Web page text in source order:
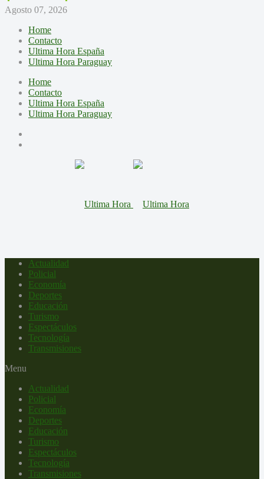
Agosto 07, 2026
Home
Contacto
Ultima Hora España
Ultima Hora Paraguay
Home
Contacto
Ultima Hora España
Ultima Hora Paraguay
Actualidad
Policial
Economía
Deportes
Educación
Turismo
Espectáculos
Tecnología
Transmisiones
Menu
Actualidad
Policial
Economía
Deportes
Educación
Turismo
Espectáculos
Tecnología
Transmisiones